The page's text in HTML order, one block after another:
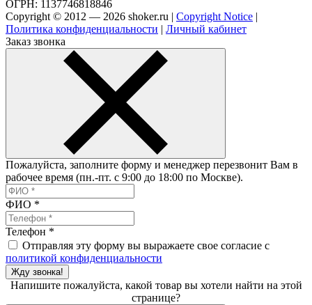
ОГРН: 1137746818846
Copyright © 2012 — 2026 shoker.ru | Copyright Notice |
Политика конфиденциальности | Личный кабинет
Заказ звонка
Пожалуйста, заполните форму и менеджер перезвонит Вам в
рабочее время (пн.-пт. с 9:00 до 18:00 по Москве).
ФИО *
Телефон *
Отправляя эту форму вы выражаете свое согласие с
политикой конфиденциальности
Жду звонка!
Напишите пожалуйста, какой товар вы хотели найти на этой
странице?